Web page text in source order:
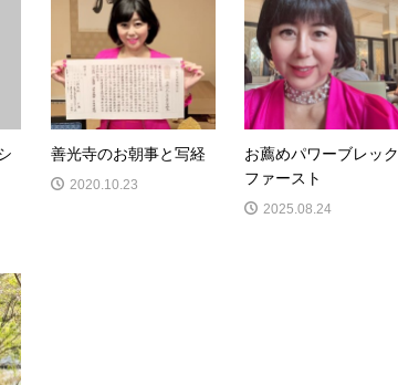
善光寺のお朝事と写経
2020.10.23
お薦めパワーブレック
ファースト
2025.08.24